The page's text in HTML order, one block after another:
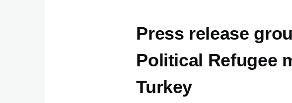
Press release
Political Refugee
Turkey